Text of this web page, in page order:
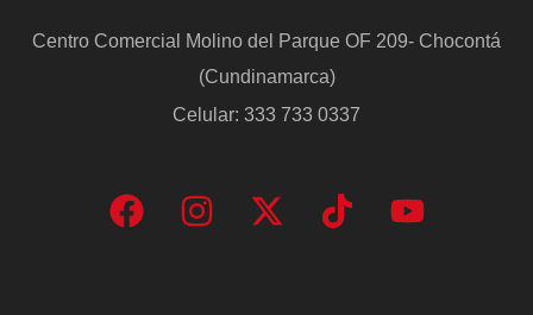
Centro Comercial Molino del Parque OF 209- Chocontá
(Cundinamarca)
Celular: 333 733 0337